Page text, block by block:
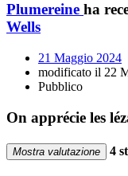
Plumereine ha
Wells
21 Maggio 2024
modificato il 22
Pubblico
On apprécie les
Mostra valutazione 4